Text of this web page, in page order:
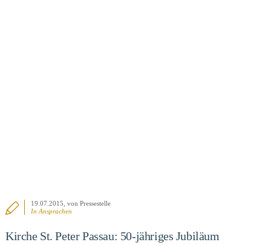
19.07.2015 , von Pressestelle
InAnsprachen
Kirche St. Peter Passau: 50-jähriges Jubiläum